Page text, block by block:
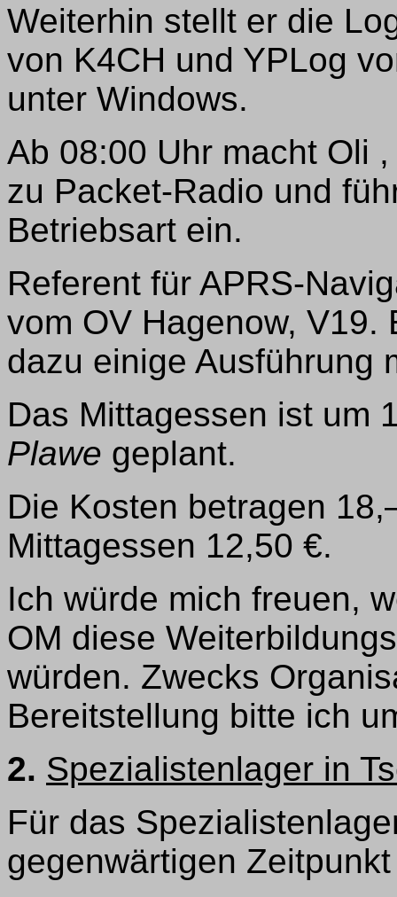
Weiterhin stellt er die
von K4CH und YPLog
unter Windows.
Ab 08:00 Uhr macht Oli
zu Packet-Radio und
Betriebsart ein.
Referent für APRS-
vom OV Hagenow, V19.
dazu einige Ausführung
Das Mittagessen ist um
Plawe geplant.
Die Kosten betragen
Mittagessen 12,50 €.
Ich würde mich freuen,
OM diese
würden. Zwecks
Bereitstellung bitte ich
2. Spezialistenlager in
Für das
gegenwärtigen